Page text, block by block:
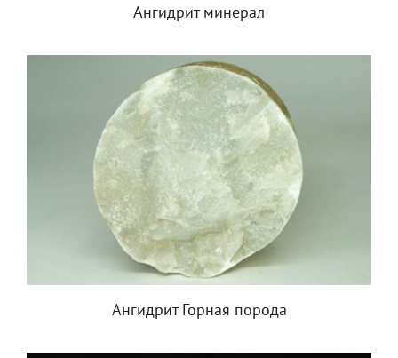
Ангидрит минерал
Ангидрит Горная порода